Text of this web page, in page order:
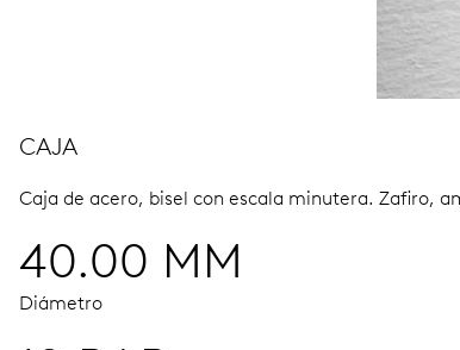
CAJA
Caja de acero, bisel con escala minutera. Zafiro,
40.00 MM
Diámetro